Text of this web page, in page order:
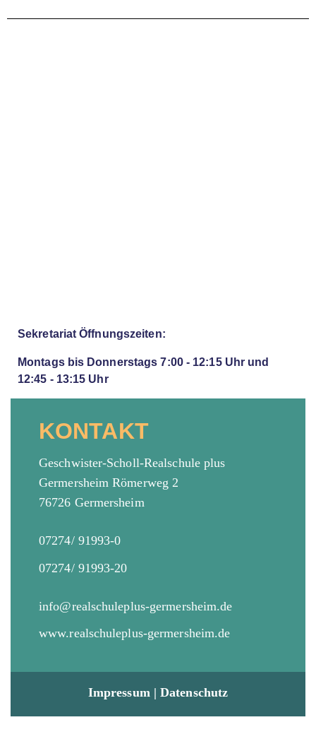
Sekretariat Öffnungszeiten:
Montags bis Donnerstags 7:00 - 12:15 Uhr und
12:45 - 13:15 Uhr
KONTAKT
Geschwister-Scholl-Realschule plus
Germersheim Römerweg 2
76726 Germersheim
07274/ 91993-0
07274/ 91993-20
info@realschuleplus-germersheim.de
www.realschuleplus-germersheim.de
Impressum |Datenschutz